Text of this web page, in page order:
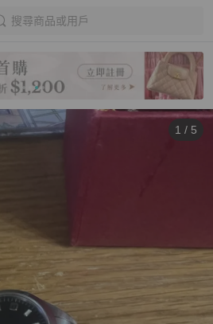
搜尋商品或用戶
1 / 5